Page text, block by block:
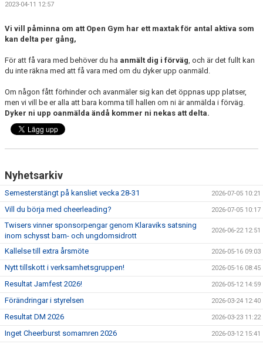
EXTRATRÄNING
KLÄDER & MERCH
TWIST CHEER COMP
2023-04-11 12:57
Vi vill påminna om att Open Gym har ett maxtak för antal aktiva som
kan delta per gång,
För att få vara med behöver du ha anmält dig i förväg, och är det fullt kan
du inte räkna med att få vara med om du dyker upp oanmäld.
Om någon fått förhinder och avanmäler sig kan det öppnas upp platser,
men vi vill be er alla att bara komma till hallen om ni är anmälda i förväg.
Dyker ni upp oanmälda ändå kommer ni nekas att delta.
Nyhetsarkiv
Semesterstängt på kansliet vecka 28-31 2026-07-05 10:21
Vill du börja med cheerleading? 2026-07-05 10:17
Twisers vinner sponsorpengar genom Klaraviks satsning
inom schysst barn- och ungdomsidrott
2026-06-22 12:51
Kallelse till extra årsmöte 2026-05-16 09:03
Nytt tillskott i verksamhetsgruppen! 2026-05-16 08:45
Resultat Jamfest 2026! 2026-05-12 14:59
Förändringar i styrelsen 2026-03-24 12:40
Resultat DM 2026 2026-03-23 11:22
Inget Cheerburst somamren 2026 2026-03-12 15:41